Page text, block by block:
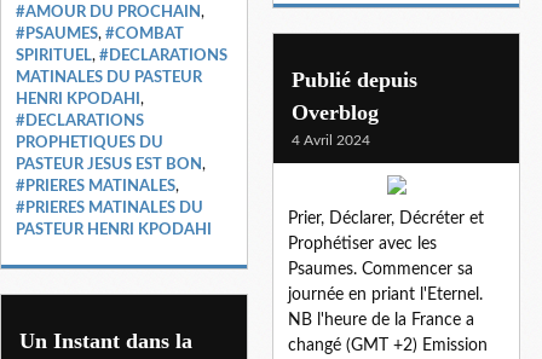
#AMOUR DU PROCHAIN,
#PSAUMES, #COMBAT
SPIRITUEL, #DECLARATIONS
MATINALES DU PASTEUR
HENRI KPODAHI ,
#DECLARATIONS
PROPHETIQUES DU
PASTEUR JESUS EST BON,
#PRIERES MATINALES,
#PRIERES MATINALES DU
PASTEUR HENRI KPODAHI
Publié depuis
Overblog
4 Avril 2024
Prier, Déclarer, Décréter et
Prophétiser avec les
Psaumes. Commencer sa
journée en priant l'Eternel.
NB l'heure de la France a
changé (GMT +2) Emission
Un Instant dans la